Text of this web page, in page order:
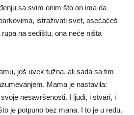
sa svim onim što on ima da
istraživati svet, osećaćeš
na sedištu, ona neće ništa
još uvek tužna, ali sada sa tim
Mama je nastavila:
nesavršenosti. I ljudi, i stvari, i
je potpuno bez mana. I to je u redu.